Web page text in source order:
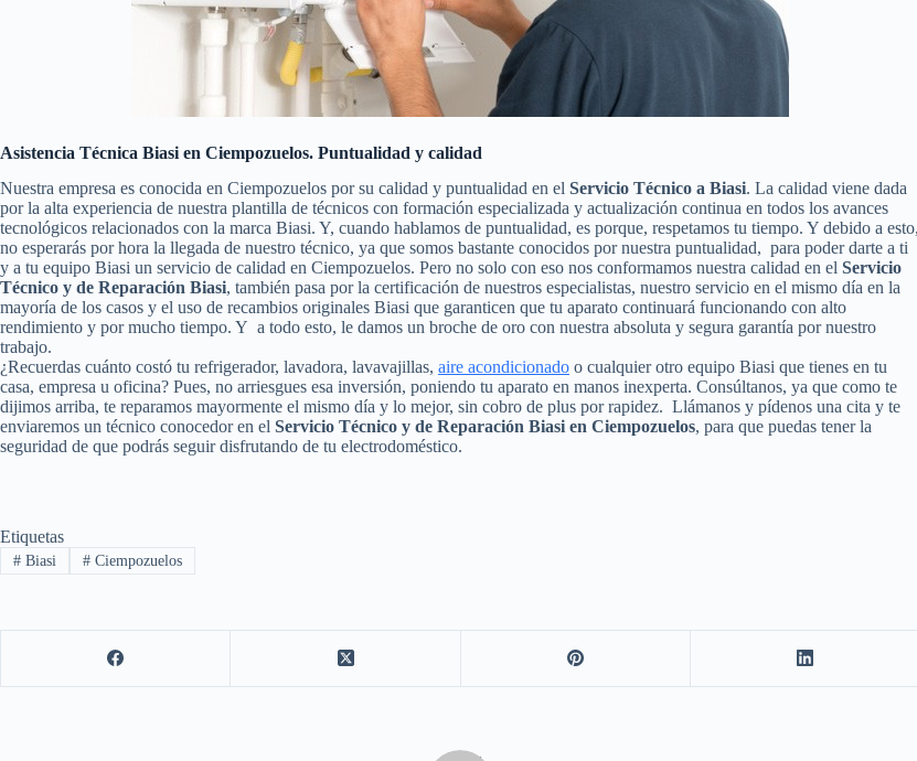
Asistencia Técnica Biasi en Ciempozuelos. Puntualidad y calidad
Nuestra empresa es conocida en Ciempozuelos por su calidad y puntualidad en el Servicio Técnico a Biasi. La calidad viene dada
por la alta experiencia de nuestra plantilla de técnicos con formación especializada y actualización continua en todos los avances
tecnológicos relacionados con la marca Biasi. Y, cuando hablamos de puntualidad, es porque, respetamos tu tiempo. Y debido a esto,
no esperarás por hora la llegada de nuestro técnico, ya que somos bastante conocidos por nuestra puntualidad, para poder darte a ti
y a tu equipo Biasi un servicio de calidad en Ciempozuelos. Pero no solo con eso nos conformamos nuestra calidad en el Servicio
Técnico y de Reparación Biasi, también pasa por la certificación de nuestros especialistas, nuestro servicio en el mismo día en la
mayoría de los casos y el uso de recambios originales Biasi que garanticen que tu aparato continuará funcionando con alto
rendimiento y por mucho tiempo. Y a todo esto, le damos un broche de oro con nuestra absoluta y segura garantía por nuestro
trabajo.
¿Recuerdas cuánto costó tu refrigerador, lavadora, lavavajillas, aire acondicionado o cualquier otro equipo Biasi que tienes en tu
casa, empresa u oficina? Pues, no arriesgues esa inversión, poniendo tu aparato en manos inexperta. Consúltanos, ya que como te
dijimos arriba, te reparamos mayormente el mismo día y lo mejor, sin cobro de plus por rapidez. Llámanos y pídenos una cita y te
enviaremos un técnico conocedor en el Servicio Técnico y de Reparación Biasi en Ciempozuelos, para que puedas tener la
seguridad de que podrás seguir disfrutando de tu electrodoméstico.
Etiquetas
#Biasi #Ciempozuelos